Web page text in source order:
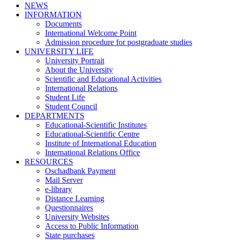
NEWS
INFORMATION
Documents
International Welcome Point
Admission procedure for postgraduate studies
UNIVERSITY LIFE
University Portrait
About the University
Scientific and Educational Activities
International Relations
Student Life
Student Council
DEPARTMENTS
Educational-Scientific Institutes
Educational-Scientific Centre
Institute of International Education
International Relations Office
RESOURCES
Oschadbank Payment
Mail Server
e-library
Distance Learning
Questionnaires
University Websites
Access to Public Information
State purchases